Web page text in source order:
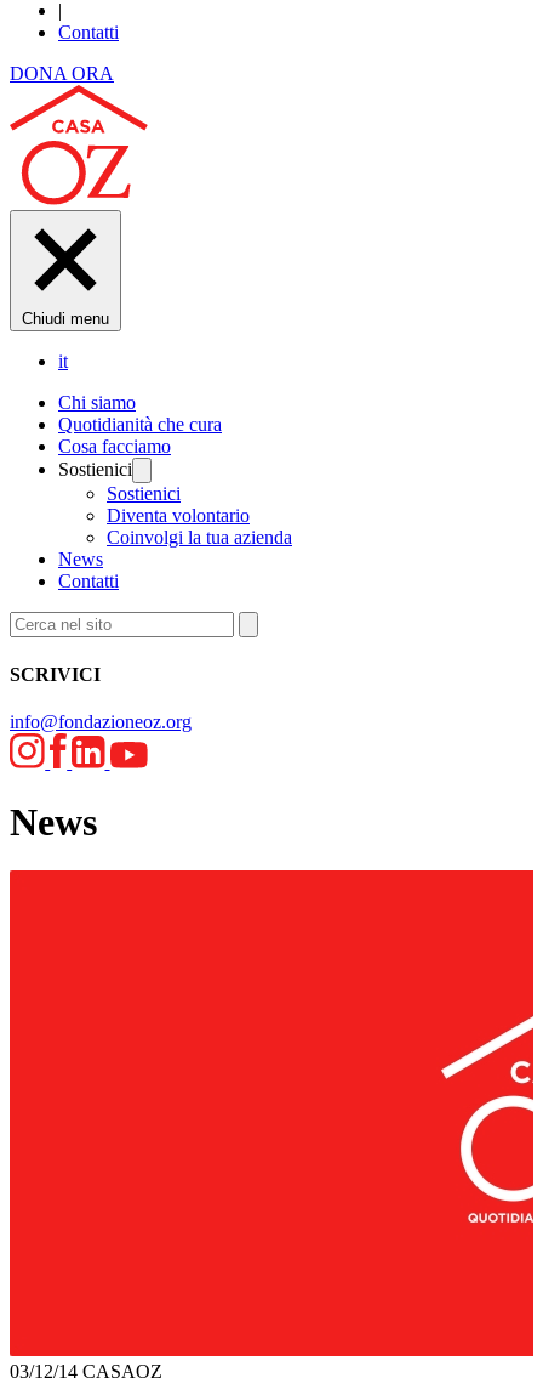
|
Contatti
DONA ORA
Chiudi menu
it
Chi siamo
Quotidianità che cura
Cosa facciamo
Sostienici
Sostienici
Diventa volontario
Coinvolgi la tua azienda
News
Contatti
SCRIVICI
info@fondazioneoz.org
News
03/12/14 CASAOZ